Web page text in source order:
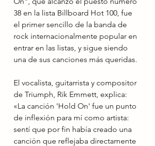
38 en la lista Billboard Hot 100, fue
el primer sencillo de la banda de
rock internacionalmente popular en
entrar en las listas, y sigue siendo
una de sus canciones más queridas.
El vocalista, guitarrista y compositor
de Triumph, Rik Emmett, explica:
«La canción 'Hold On' fue un punto
de inflexión para mí como artista:
sentí que por fin había creado una
canción que reflejaba directamente